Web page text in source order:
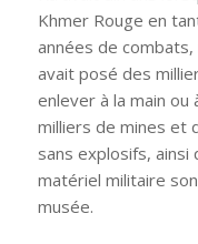
Khmer Rouge en
années de
avait posé des
enlever à la main ou
milliers de mines et
sans explosifs,
matériel militaire
musée.